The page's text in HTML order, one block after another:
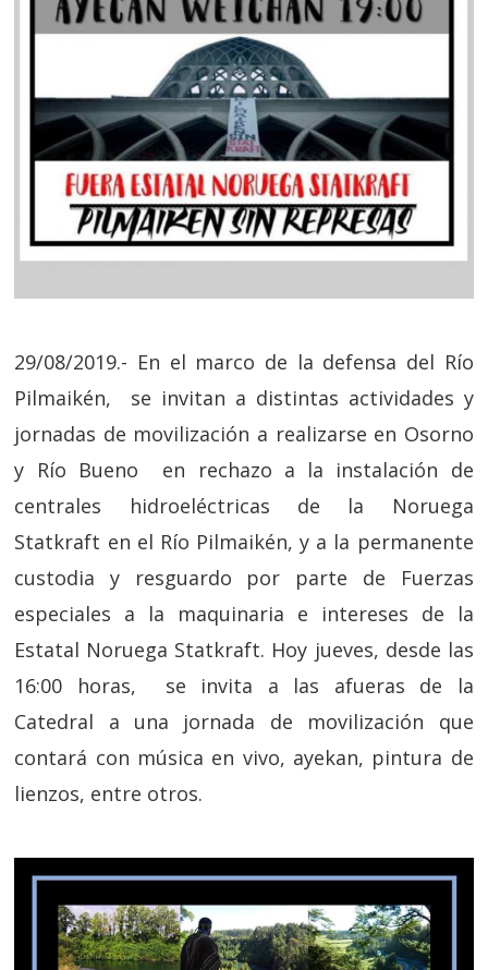
29/08/2019.- En el marco de la defensa del Río
Pilmaikén, se invitan a distintas actividades y
jornadas de movilización a realizarse en Osorno
y Río Bueno en rechazo a la instalación de
centrales hidroeléctricas de la Noruega
Statkraft en el Río Pilmaikén, y a la permanente
custodia y resguardo por parte de Fuerzas
especiales a la maquinaria e intereses de la
Estatal Noruega Statkraft. Hoy jueves, desde las
16:00 horas, se invita a las afueras de la
Catedral a una jornada de movilización que
contará con música en vivo, ayekan, pintura de
lienzos, entre otros.